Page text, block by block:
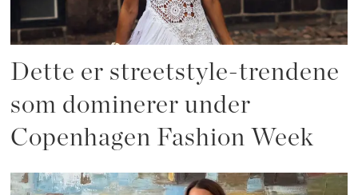
Dette er streetstyle-trendene
som dominerer under
Copenhagen Fashion Week